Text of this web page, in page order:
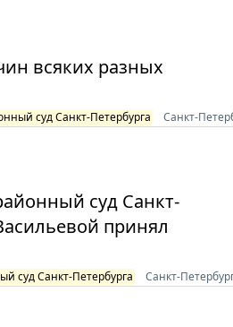
всяких разных
суд Санкт-Петербурга Санкт-
суд Санкт-
принял
суд Санкт-Петербурга Санкт-